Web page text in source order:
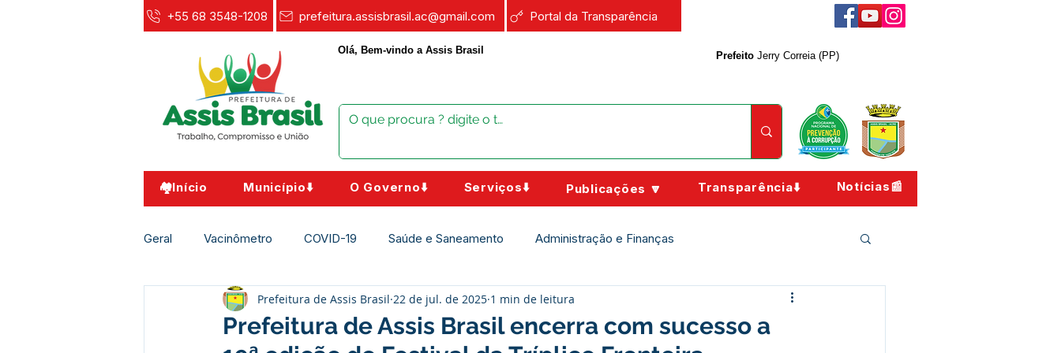
+55 68 3548-1208 prefeitura.assisbrasil.ac@gmail.com Portal da Transparência
Olá, Bem-vindo a Assis Brasil Prefeito Jerry Correia (PP)
🏘️Início Município⬇️ O Governo⬇️ Serviços⬇️ Publicações 🔽 Transparência⬇️ Notícias📰
Geral Vacinômetro COVID-19 Saúde e Saneamento Administração e Finanças
Agricultura e Meio Ambiente Assistência Social Campanhas
Prefeitura de Assis Brasil encerra com sucesso a
Prefeitura de Assis Brasil 22 de jul. de 2025 1 min de leitura